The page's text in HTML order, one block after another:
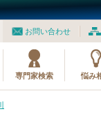
お問い合わせ
専門家検索 悩み